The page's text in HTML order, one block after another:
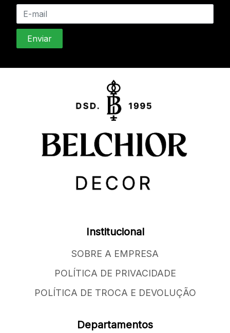
Institucional
SOBRE A EMPRESA
POLÍTICA DE PRIVACIDADE
POLÍTICA DE TROCA E DEVOLUÇÃO
Departamentos